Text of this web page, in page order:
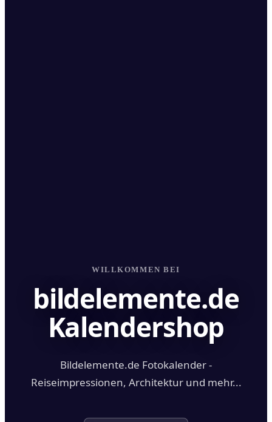
WILLKOMMEN BEI
bildelemente.de
Kalendershop
Bildelemente.de Fotokalender -
Reiseimpressionen, Architektur und mehr...